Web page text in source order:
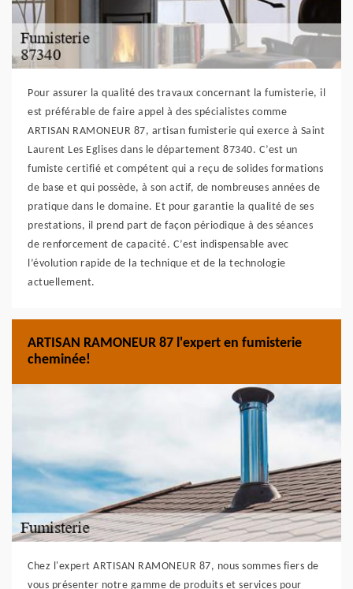
Pour assurer la qualité des travaux concernant la fumisterie, il
est préférable de faire appel à des spécialistes comme
ARTISAN RAMONEUR 87, artisan fumisterie qui exerce à Saint
Laurent Les Eglises dans le département 87340. C’est un
fumiste certifié et compétent qui a reçu de solides formations
de base et qui possède, à son actif, de nombreuses années de
pratique dans le domaine. Et pour garantie la qualité de ses
prestations, il prend part de façon périodique à des séances
de renforcement de capacité. C’est indispensable avec
l’évolution rapide de la technique et de la technologie
actuellement.
ARTISAN RAMONEUR 87 l'expert en fumisterie
cheminée!
Chez l'expert ARTISAN RAMONEUR 87, nous sommes fiers de
vous présenter notre gamme de produits et services pour